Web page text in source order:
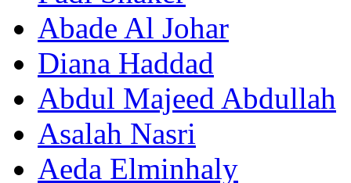
Abade Al Johar
Diana Haddad
Abdul Majeed Abdullah
Asalah Nasri
Aeda Elminhaly